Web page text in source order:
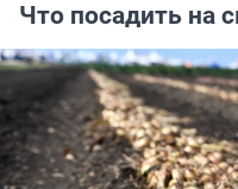
Что посадить на